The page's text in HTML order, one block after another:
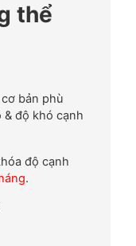
thể
cơ bản phù
độ khó cạnh
độ cạnh
.